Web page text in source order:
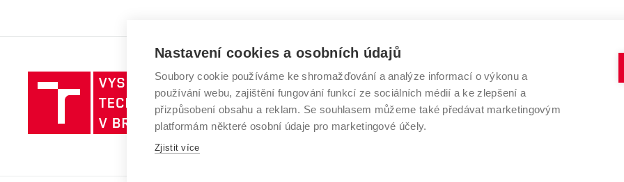
Vysoké
učení
technické
v
VYSOKÉ UČENÍ TECHNICKÉ V BRNĚ
Antonínská 548/1
602 00 Brno
www.vut.cz
Nastavení cookies a osobních údajů
Soubory cookie používáme ke shromažďování a analýze informací o výkonu a
používání webu, zajištění fungování funkcí ze sociálních médií a ke zlepšení a
přizpůsobení obsahu a reklam. Se souhlasem můžeme také předávat marketingovým
platformám některé osobní údaje pro marketingové účely.
Zjistit více